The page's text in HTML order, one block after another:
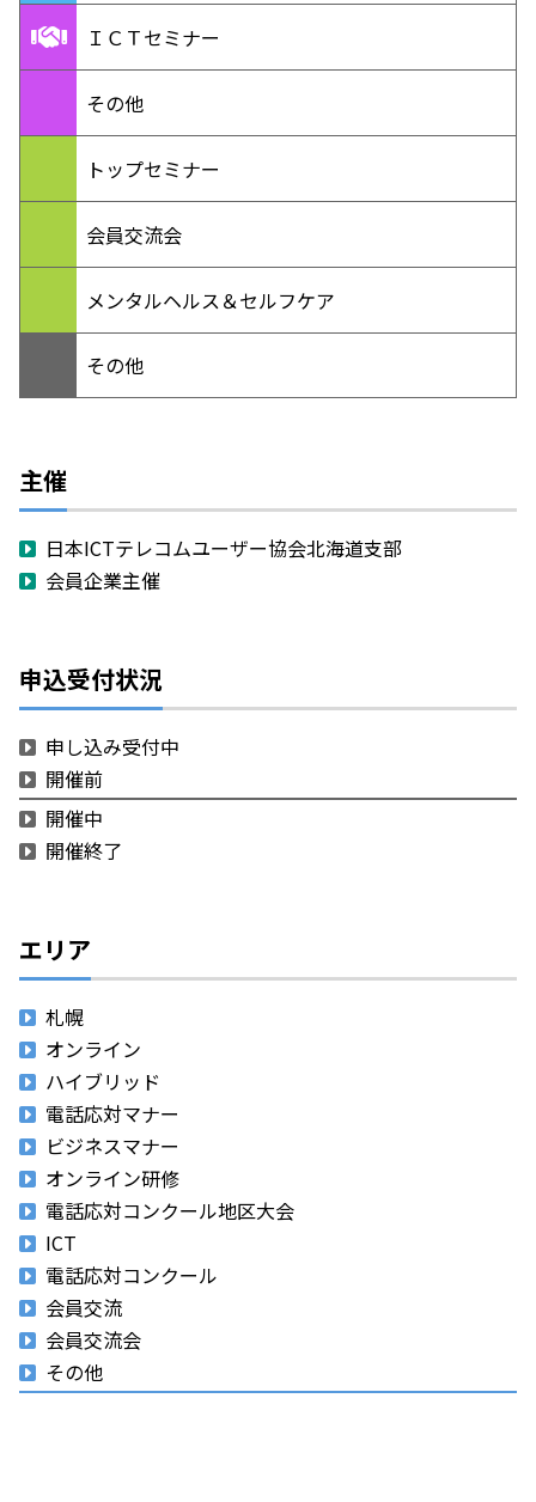
ＩＣＴセミナー
その他
トップセミナー
会員交流会
メンタルヘルス＆セルフケア
その他
主催
日本ICTテレコムユーザー協会北海道支部
会員企業主催
申込受付状況
申し込み受付中
開催前
開催中
開催終了
エリア
札幌
オンライン
ハイブリッド
電話応対マナー
ビジネスマナー
オンライン研修
電話応対コンクール地区大会
ICT
電話応対コンクール
会員交流
会員交流会
その他